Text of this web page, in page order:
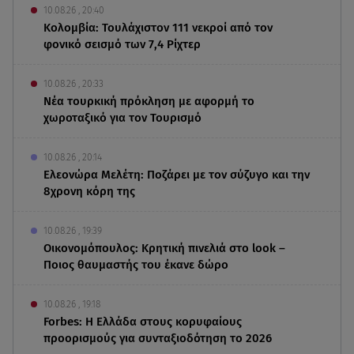
10.08.26 , 20:40
Κολομβία: Τουλάχιστον 111 νεκροί από τον
φονικό σεισμό των 7,4 Ρίχτερ
10.08.26 , 20:33
Νέα τουρκική πρόκληση με αφορμή το
χωροταξικό για τον Τουρισμό
10.08.26 , 20:14
Ελεονώρα Μελέτη: Ποζάρει με τον σύζυγο και την
8χρονη κόρη της
10.08.26 , 19:39
Οικονομόπουλος: Κρητική πινελιά στο look –
Ποιος θαυμαστής του έκανε δώρο
10.08.26 , 19:18
Forbes: Η Ελλάδα στους κορυφαίους
προορισμούς για συνταξιοδότηση το 2026